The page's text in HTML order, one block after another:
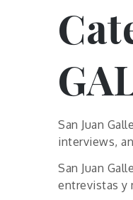
San Juan
interviews,
San Juan
entrevistas y